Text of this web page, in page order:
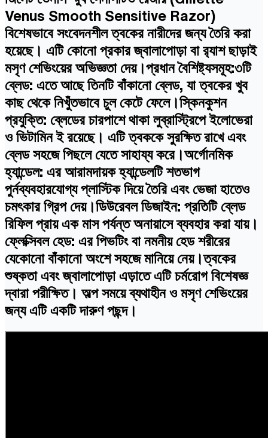
Venus Smooth Sensitive Razor)
বিশেষভাবে সংবেদনশীল ত্বকের নারীদের জন্য তৈরি করা
হয়েছে। এটি কোনো প্রকার জ্বালাপোড়া বা র‍্যাশ ছাড়াই
মসৃণ শেভিংয়ের অভিজ্ঞতা দেয়।প্রধান বৈশিষ্ট্যসমূহ:৩টি
ব্লেড: এতে আছে তিনটি বাঁকানো ব্লেড, যা ত্বকের খুব
কাছ থেকে নিখুঁতভাবে চুল কেটে ফেলে।স্কিনকুশন
প্রযুক্তি: ব্লেডের চারপাশে থাকা লুব্রাস্ট্রিপে ইলোভেরা
ও ভিটামিন ই রয়েছে। এটি ত্বককে সুরক্ষিত রাখে এবং
ব্লেড সহজে পিছলে যেতে সাহায্য করে।অর্গোনমিক
হ্যান্ডেল: এর আরামদায়ক হ্যান্ডেলটি শতভাগ
পুর্নব্যবহারযোগ্য প্লাস্টিক দিয়ে তৈরি এবং ভেজা হাতেও
চমৎকার গ্রিপ দেয়।ডিউরেবল ডিজাইন: প্রতিটি ব্লেড
রিফিল প্রায় এক মাস পর্যন্ত অনায়াসে ব্যবহার করা যায়।
ফ্লেক্সিবল হেড: এর পিভটিং বা নমনীয় হেড শরীরের
যেকোনো বাঁকানো অংশে সহজে মানিয়ে নেয়।ত্বকের
শুষ্কতা এবং জ্বালাপোড়া এড়াতে এটি চর্মরোগ বিশেষজ্ঞ
দ্বারা পরীক্ষিত। অল্প সময়ে ব্যথাহীন ও মসৃণ শেভিংয়ের
জন্য এটি একটি দারুণ পছন্দ।